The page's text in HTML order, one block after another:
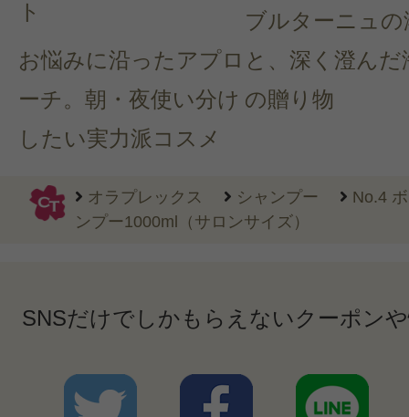
ト
お悩みに沿ったアプロ
ーチ。朝・夜使い分け
したい実力派コスメ
ブルターニュの
と、深く澄んだ
の贈り物
オラプレックス シャンプー
No.4
ンプー1000ml（サロンサイズ）
SNSだけでしかもらえないクーポン